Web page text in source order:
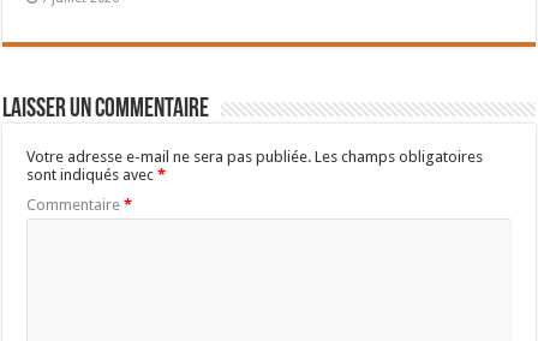
Laisser un commentaire
Votre adresse e-mail ne sera pas publiée. Les champs obligatoires
sont indiqués avec*
Commentaire*